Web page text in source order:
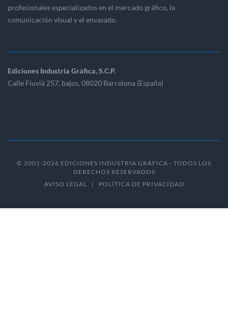
profesionales especializados en el mercado gráfico, la
comunicación visual y el envasado.
Ediciones Industria Gráfica, S.C.P.
Calle Fluvià 257, bajos, 08020 Barcelona (España)
© 2001-2026 EDICIONES INDUSTRIA GRÁFICA - TODOS LOS
DERECHOS RESERVADOS
AVISO LEGAL
| POLÍTICA DE PRIVACIDAD